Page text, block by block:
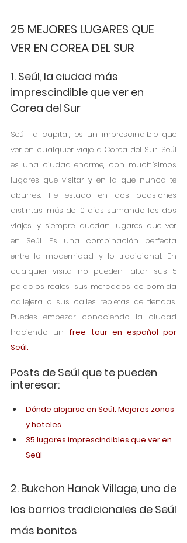
25 MEJORES LUGARES QUE
VER EN COREA DEL SUR
1. Seúl, la ciudad más
imprescindible que ver en
Corea del Sur
Seúl, la capital, es un imprescindible que
ver en cualquier viaje a Corea del Sur. Seúl
es una ciudad enorme, con muchísimos
lugares que visitar y en la que nunca te
aburres. He estado en dos ocasiones
distintas, más de 10 días sumando los dos
viajes, y siempre quedan lugares que ver
en Seúl. Es una combinación perfecta
entre la modernidad y lo tradicional. En
cualquier visita no pueden faltar sus 5
palacios reales, sus mercados de comida
callejera o sus calles repletas de tiendas.
Puedes empezar conociendo la ciudad
haciendo un free tour en español por
Seúl.
Posts de Seúl que te pueden
interesar:
Dónde alojarse en Seúl: Mejores zonas
y hoteles
35 lugares imprescindibles que ver en
Seúl
2. Bukchon Hanok Village, uno de
los barrios tradicionales de Seúl
más bonitos